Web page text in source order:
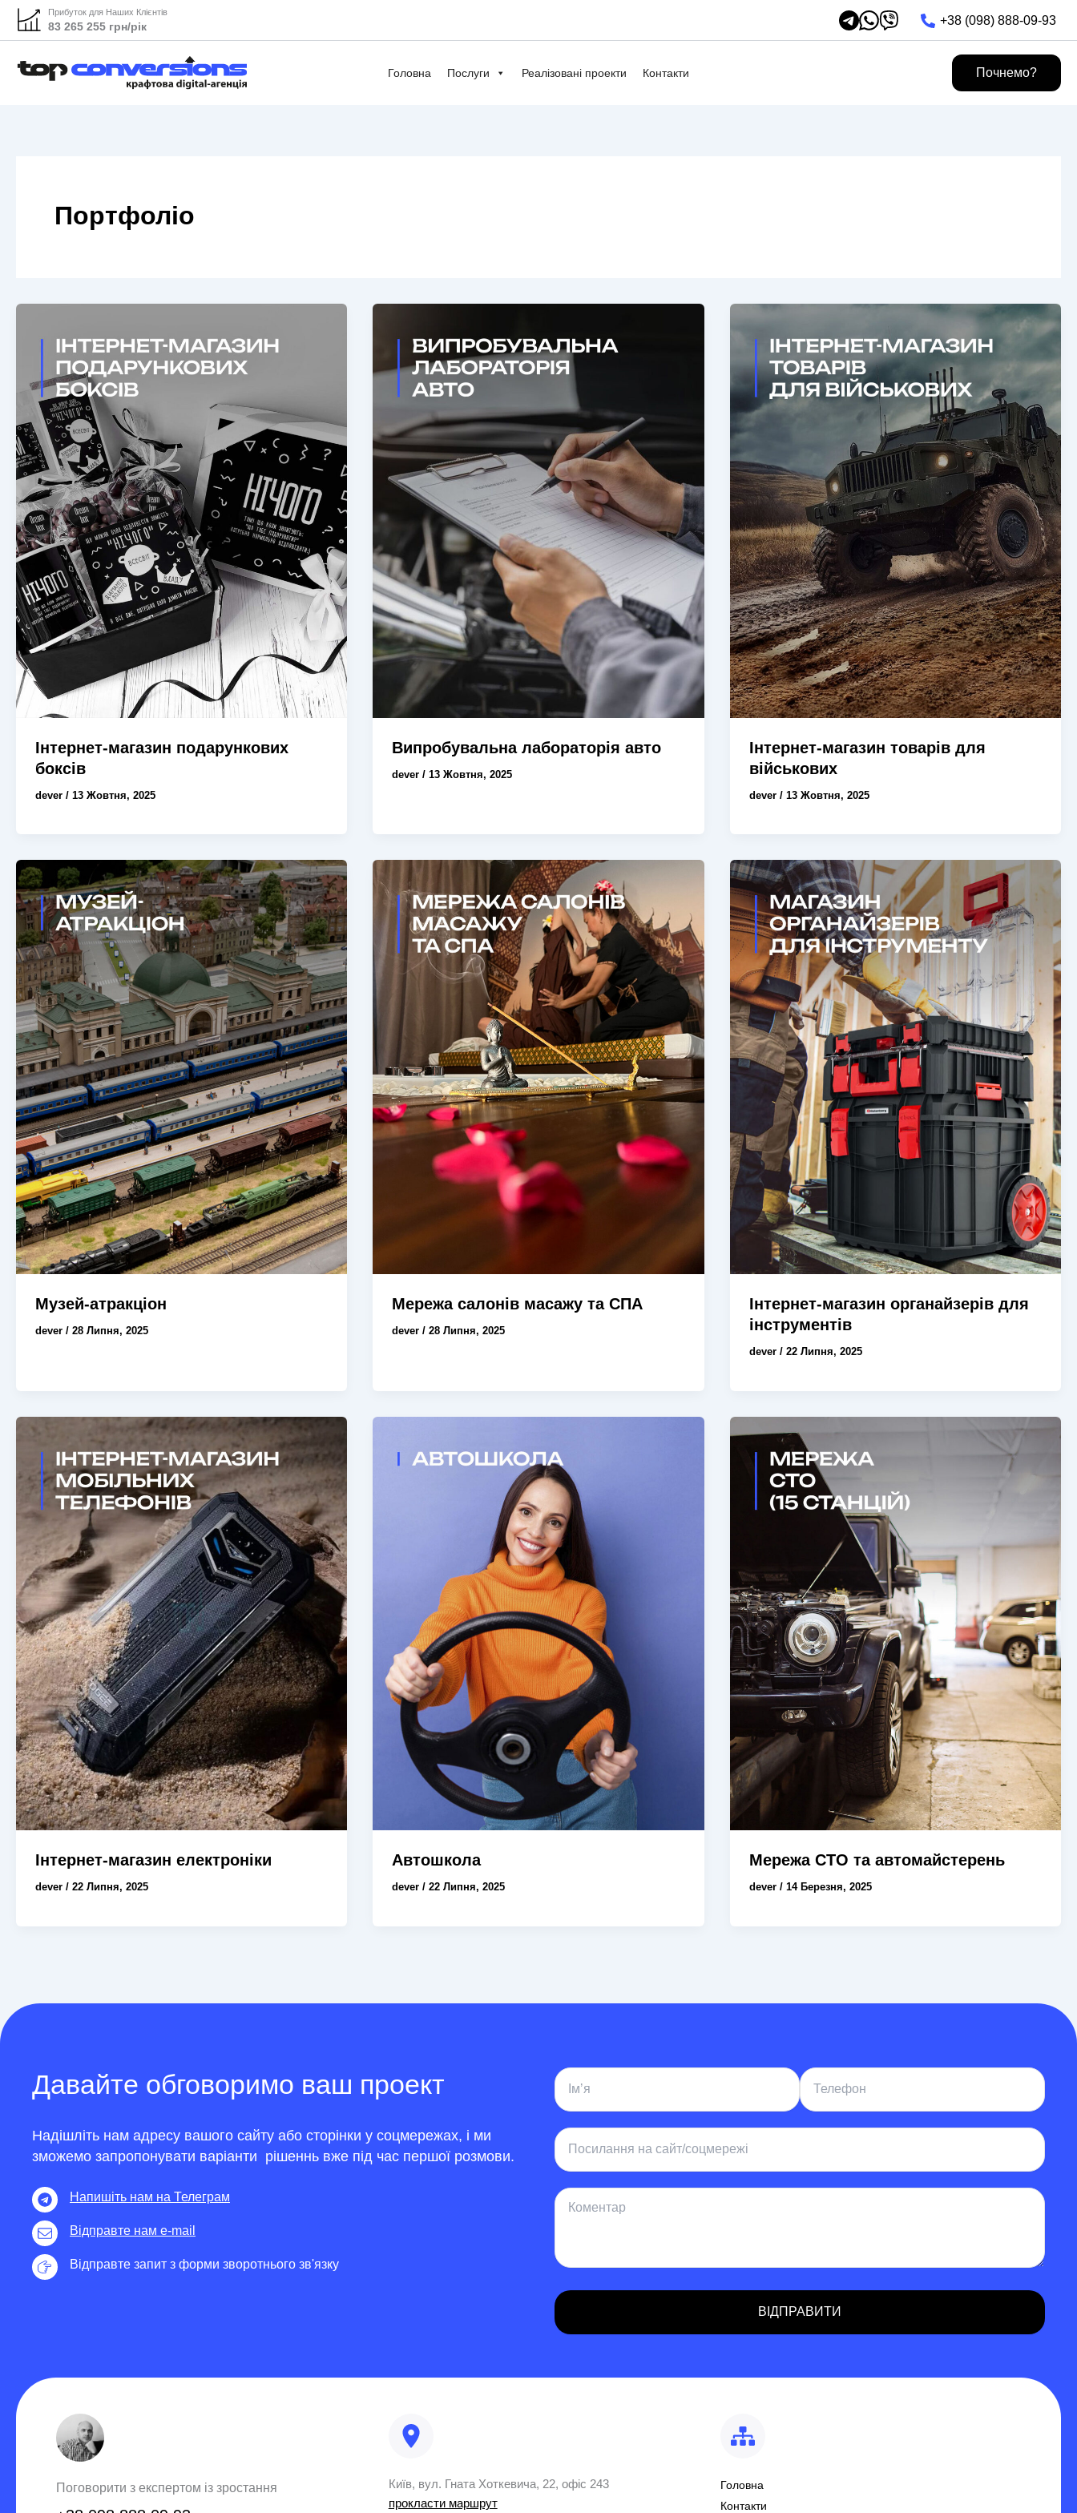
Прибуток для Наших Клієнтів
83 265 255 грн/рік +38 (098) 888-09-93
Головна Послуги Реалізовані проекти Контакти Почнемо?
Портфоліо
Інтернет-магазин подарункових
боксів
dever / 13 Жовтня, 2025
Випробувальна лабораторія авто
dever/13 Жовтня, 2025
Інтернет-магазин товарів для
військових
dever / 13 Жовтня, 2025
Музей-атракціон
dever / 28 Липня, 2025
Мережа салонів масажу та СПА
dever/28 Липня, 2025
Інтернет-магазин органайзерів для
інструментів
dever / 22 Липня, 2025
Інтернет-магазин електроніки
dever / 22 Липня, 2025
Автошкола
dever/22 Липня, 2025
Мережа СТО та автомайстерень
dever / 14 Березня, 2025
Давайте обговоримо ваш проект
Надішліть нам адресу вашого сайту або сторінки у соцмережах, і ми
зможемо запропонувати варіанти рішеннь вже під час першої розмови.
Напишіть нам на Телеграм
Відправте нам e-mail
Відправте запит з форми зворотнього зв'язку
Поговорити з експертом із зростання
Київ, вул. Гната Хоткевича, 22, офіс 243
прокласти маршрут
Головна
Контакти